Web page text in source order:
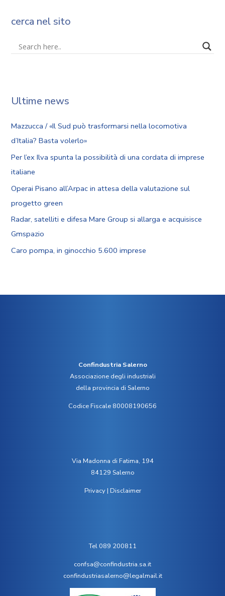
cerca nel sito
Ultime news
Mazzucca / «Il Sud può trasformarsi nella locomotiva
d’Italia? Basta volerlo»
Per l’ex Ilva spunta la possibilità di una cordata di imprese
italiane
Operai Pisano all’Arpac in attesa della valutazione sul
progetto green
Radar, satelliti e difesa Mare Group si allarga e acquisisce
Gmspazio
Caro pompa, in ginocchio 5.600 imprese
Confindustria Salerno
Associazione degli industriali
della provincia di Salerno
Codice Fiscale 80008190656
Via Madonna di Fatima, 194
84129 Salerno
Privacy| Disclaimer
Tel 089 200811
confsa@confindustria.sa.it
confindustriasalerno@legalmail.it